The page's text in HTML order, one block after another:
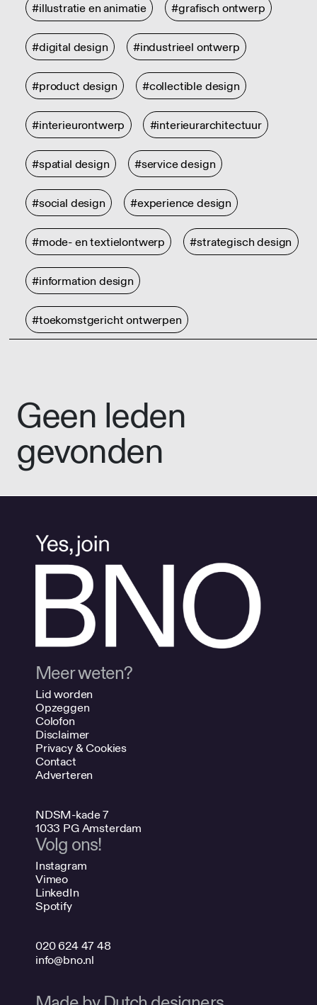
#illustratie en animatie #grafisch ontwerp
#digital design #industrieel ontwerp
#product design #collectible design
#interieurontwerp #interieurarchitectuur
#spatial design #service design
#social design #experience design
#mode- en textielontwerp #strategisch design
#information design
#toekomstgericht ontwerpen
Geen leden
gevonden
Meer weten?
Lid worden
Opzeggen
Colofon
Disclaimer
Privacy & Cookies
Contact
Adverteren
NDSM-kade 7
1033 PG Amsterdam
Volg ons!
Instagram
Vimeo
LinkedIn
Spotify
020 624 47 48
info@bno.nl